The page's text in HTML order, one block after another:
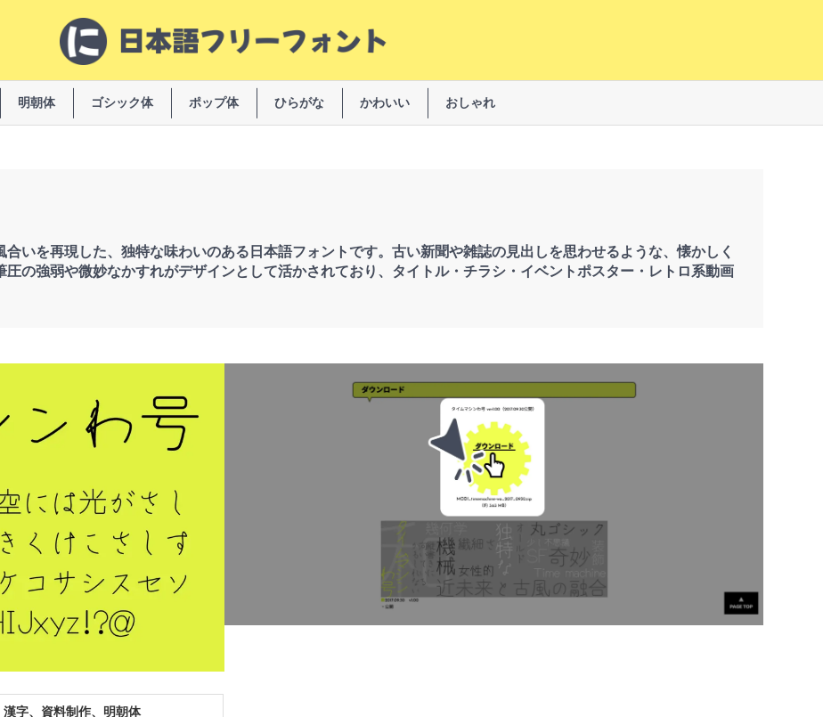
明朝体 ゴシック体 ポップ体 ひらがな かわいい おしゃれ
いを再現した、独特な味わいのある日本語フォントです。古い新聞や雑誌の見出しを思わせるような、懐かしく
の強弱や微妙なかすれがデザインとして活かされており、タイトル・チラシ・イベントポスター・レトロ系動画
字、資料制作、明朝体